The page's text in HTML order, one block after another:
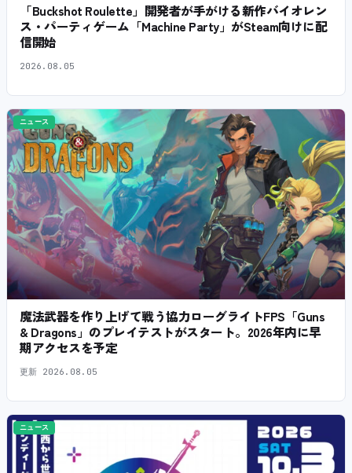
「Buckshot Roulette」開発者が手がける新作バイオレン
ス・パーティゲーム「Machine Party」がSteam向けに配
信開始
2026.08.05
ニュース
魔法武器を作り上げて戦う協力ローグライトFPS「Guns
& Dragons」のプレイテストがスタート。2026年内に早
期アクセスを予定
更新 2026.08.05
ニュース